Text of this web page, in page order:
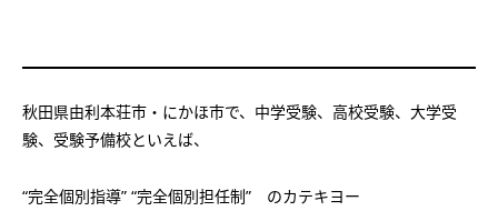
秋田県由利本荘市・にかほ市で、中学受験、高校受験、大学受
験、受験予備校といえば、
“完全個別指導” “完全個別担任制” のカテキヨー